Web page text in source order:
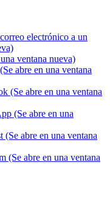
electrónico a un
ventana nueva)
abre en una ventana
(Se abre en una ventana
(Se abre en una
abre en una ventana
(Se abre en una ventana